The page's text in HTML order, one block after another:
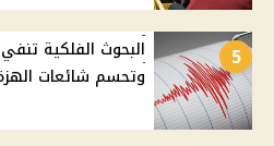
5
البحوث الفلكية
وتحسم شائعات